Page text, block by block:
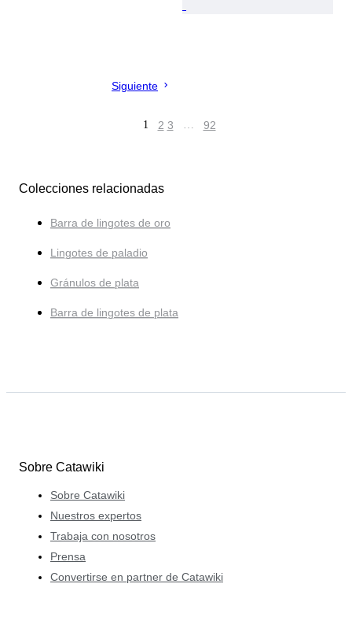
Siguiente
1 2 3 … 92
Colecciones relacionadas
Barra de lingotes de oro
Lingotes de paladio
Gránulos de plata
Barra de lingotes de plata
Sobre Catawiki
Sobre Catawiki
Nuestros expertos
Trabaja con nosotros
Prensa
Convertirse en partner de Catawiki